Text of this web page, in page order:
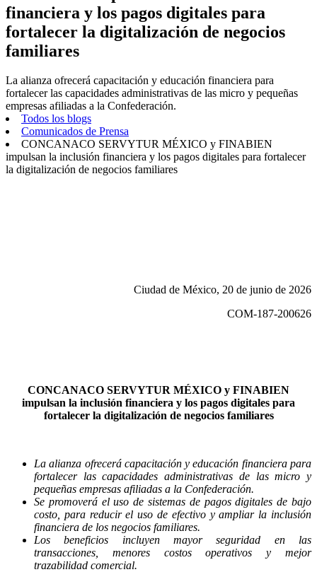
financiera y los pagos digitales para
fortalecer la digitalización de negocios
familiares
La alianza ofrecerá capacitación y educación financiera para
fortalecer las capacidades administrativas de las micro y pequeñas
empresas afiliadas a la Confederación.
Todos los blogs
Comunicados de Prensa
CONCANACO SERVYTUR MÉXICO y FINABIEN
impulsan la inclusión financiera y los pagos digitales para fortalecer
la digitalización de negocios familiares
Ciudad de México, 20 de junio de 2026
COM-187-200626
CONCANACO SERVYTUR MÉXICO y FINABIEN
impulsan la inclusión financiera y los pagos digitales para
fortalecer la digitalización de negocios familiares
La alianza ofrecerá capacitación y educación financiera para
fortalecer las capacidades administrativas de las micro y
pequeñas empresas afiliadas a la Confederación.
Se promoverá el uso de sistemas de pagos digitales de bajo
costo, para reducir el uso de efectivo y ampliar la inclusión
financiera de los negocios familiares.
Los beneficios incluyen mayor seguridad en las
transacciones, menores costos operativos y mejor
trazabilidad comercial.